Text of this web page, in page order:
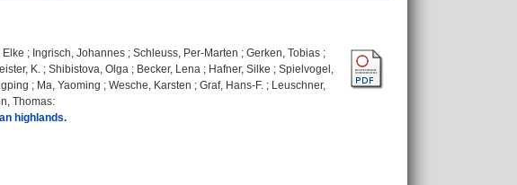
Elke ; Ingrisch, Johannes ; Schleuss, Per-Marten ; Gerken, Tobias ;
K. ; Shibistova, Olga ; Becker, Lena ; Hafner, Silke ; Spielvogel,
; Ma, Yaoming ; Wesche, Karsten ; Graf, Hans-F. ; Leuschner,
Thomas:
highlands.